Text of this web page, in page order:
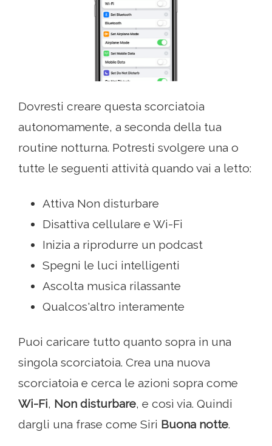
Dovresti creare questa scorciatoia
autonomamente, a seconda della tua
routine notturna. Potresti svolgere una o
tutte le seguenti attività quando vai a letto:
Attiva Non disturbare
Disattiva cellulare e Wi-Fi
Inizia a riprodurre un podcast
Spegni le luci intelligenti
Ascolta musica rilassante
Qualcos'altro interamente
Puoi caricare tutto quanto sopra in una
singola scorciatoia. Crea una nuova
scorciatoia e cerca le azioni sopra come
Wi-Fi, Non disturbare, e così via. Quindi
dargli una frase come Siri Buona notte.